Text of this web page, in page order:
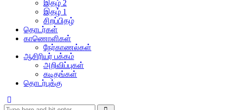
இதழ் 2
இதழ் 1
சிறப்பிதழ்
தொடர்கள்
காணொளிகள்
நேர்காணல்கள்
ஆசிரியர் பக்கம்
அறிவிப்புகள்
கடிதங்கள்
தொடர்புக்கு